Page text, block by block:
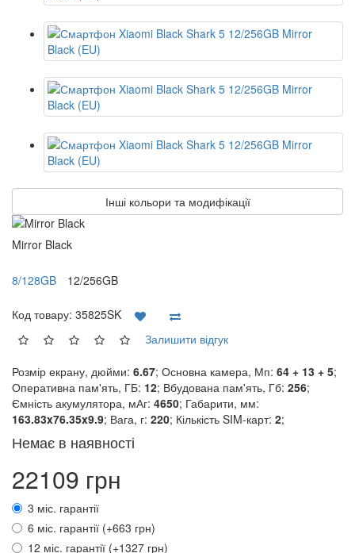
Інші кольори та модифікації
Mirror Black
8/128GB 12/256GB
Код товару: 35825SK
Залишити відгук
Розмір екрану, дюйми: 6.67; Основна камера, Мп: 64 + 13 + 5;
Оперативна пам'ять, ГБ: 12; Вбудована пам'ять, Гб: 256;
Ємність акумулятора, мАг: 4650; Габарити, мм:
163.83x76.35x9.9; Вага, г: 220; Кількість SIM-карт: 2;
Немає в наявності
22109 грн
3 міс. гарантії
6 міс. гарантії (+663 грн)
12 міс. гарантії (+1327 грн)